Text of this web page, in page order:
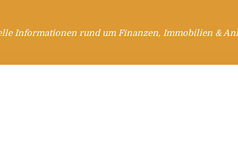
Informationen rund um Finanzen, Immobilien &